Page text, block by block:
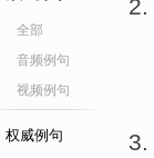
全部
音频例句
视频例句
权威例句